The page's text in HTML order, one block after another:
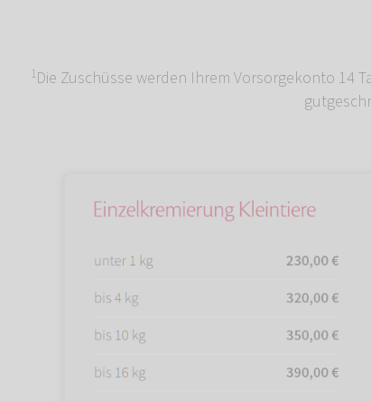
1Die Zuschüsse werden Ihrem Vorsorgekonto 14